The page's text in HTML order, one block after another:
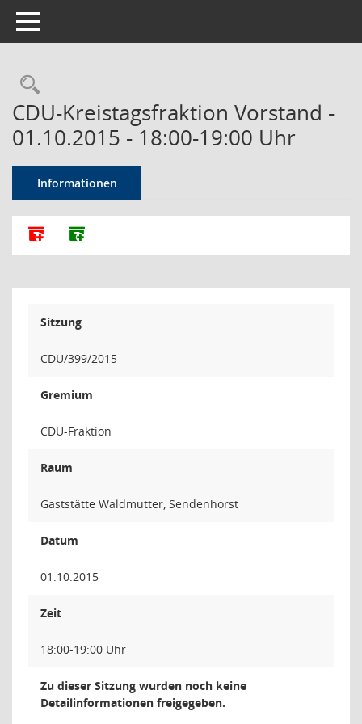
Toggle navigation
Rechercheauswahl
CDU-Kreistagsfraktion Vorstand -
01.10.2015 - 18:00-19:00 Uhr
Informationen
Alle Dokumente zu dieser Sitzung zusammenfassen
Dokumente ohne Anlagen zusammenfassen
Sitzung
CDU/399/2015
Gremium
CDU-Fraktion
Raum
Gaststätte Waldmutter, Sendenhorst
Datum
01.10.2015
Zeit
18:00-19:00 Uhr
Zu dieser Sitzung wurden noch keine
Detailinformationen freigegeben.